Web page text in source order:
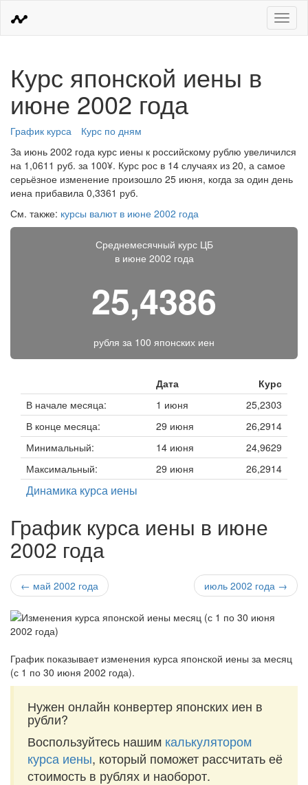
Меню
Курс японской иены в
июне 2002 года
График курса
Курс по дням
За июнь 2002 года курс иены к российскому рублю увеличился
на 1,0611 руб. за 100¥. Курс рос в 14 случаях из 20, а самое
серьёзное изменение произошло 25 июня, когда за один день
иена прибавила 0,3361 руб.
См. также: курсы валют в июне 2002 года
Среднемесячный курс ЦБ
в июне 2002 года
25,4386
рубля за 100 японских иен
Дата
Курс
В начале месяца:
1 июня
25,2303
В конце месяца:
29 июня
26,2914
Минимальный:
14 июня
24,9629
Максимальный:
29 июня 26,2914
Динамика курса иены
График курса иены в июне
2002 года
← май 2002 года июль 2002 года →
График показывает изменения курса японской иены за месяц
(с 1 по 30 июня 2002 года).
Нужен онлайн конвертер японских иен в
рубли?
Воспользуйтесь нашим калькулятором
курса иены, который поможет рассчитать её
стоимость в рублях и наоборот.